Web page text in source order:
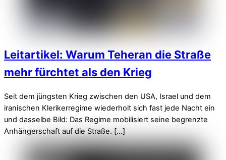
Leitartikel: Warum Teheran die Straße
mehr fürchtet als den Krieg
Seit dem jüngsten Krieg zwischen den USA, Israel und dem
iranischen Klerikerregime wiederholt sich fast jede Nacht ein
und dasselbe Bild: Das Regime mobilisiert seine begrenzte
Anhängerschaft auf die Straße. […]